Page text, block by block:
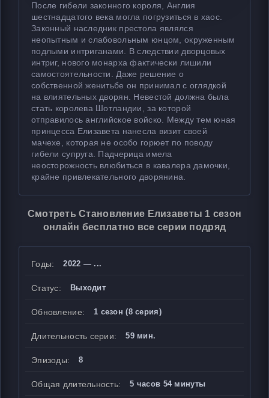
После гибели законного короля, Англия
шестнадцатого века могла погрузиться в хаос.
Законный наследник престола являлся
неопытным и слабовольным юнцом, окруженным
подлыми интриганами. В следствии дворцовых
интриг, нового монарха фактически лишили
самостоятельности. Даже решение о
собственной женитьбе он принимал с оглядкой
на влиятельных дворян. Невестой должна была
стать королева Шотландии, за которой
отправилось английское войско. Между тем юная
принцесса Елизавета нанесла визит своей
мачехе, которая не особо горюет по поводу
гибели супруга. Падчерица имела
неосторожность влюбиться в кавалера дамочки,
крайне привлекательного дворянина.
Смотреть Становление Елизаветы 1 сезон
онлайн бесплатно все серии подряд
Годы: 2022 — ...
Статус: Выходит
Обновление: 1 сезон (8 серия)
Длительность серии: 59 мин.
Эпизоды: 8
Общая длительность: 5 часов 54 минуты